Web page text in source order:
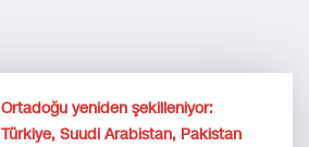
Ortadoğu yeniden şekilleniyor:
Türkiye, Suudi Arabistan, Pakistan